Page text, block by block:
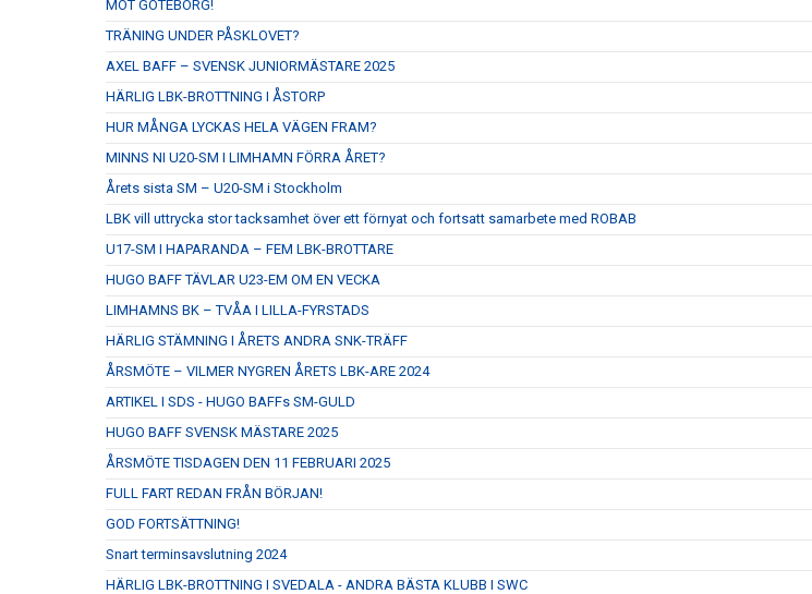
MOT GÖTEBORG!
TRÄNING UNDER PÅSKLOVET?
AXEL BAFF – SVENSK JUNIORMÄSTARE 2025
HÄRLIG LBK-BROTTNING I ÅSTORP
HUR MÅNGA LYCKAS HELA VÄGEN FRAM?
MINNS NI U20-SM I LIMHAMN FÖRRA ÅRET?
Årets sista SM – U20-SM i Stockholm
LBK vill uttrycka stor tacksamhet över ett förnyat och fortsatt samarbete med ROBAB
U17-SM I HAPARANDA – FEM LBK-BROTTARE
HUGO BAFF TÄVLAR U23-EM OM EN VECKA
LIMHAMNS BK – TVÅA I LILLA-FYRSTADS
HÄRLIG STÄMNING I ÅRETS ANDRA SNK-TRÄFF
ÅRSMÖTE – VILMER NYGREN ÅRETS LBK-ARE 2024
ARTIKEL I SDS - HUGO BAFFs SM-GULD
HUGO BAFF SVENSK MÄSTARE 2025
ÅRSMÖTE TISDAGEN DEN 11 FEBRUARI 2025
FULL FART REDAN FRÅN BÖRJAN!
GOD FORTSÄTTNING!
Snart terminsavslutning 2024
HÄRLIG LBK-BROTTNING I SVEDALA - ANDRA BÄSTA KLUBB I SWC